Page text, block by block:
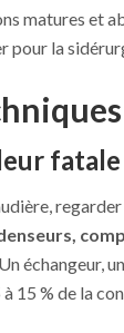
matures et
pour la
échangeur,
15 % de la